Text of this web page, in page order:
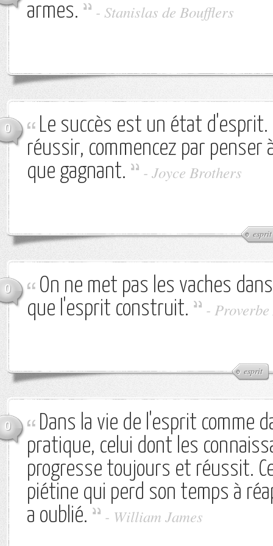
armes.
- Stanislas de Boufflers
0
Le succès est un état d'esprit.
réussir, commencez par penser
que gagnant.
- Joyce Brothers
esprit
0
On ne met pas les vaches
que l'esprit construit.
-
esprit
0
Dans la vie de l'esprit comme
pratique, celui dont les
progresse toujours et réussit.
piétine qui perd son temps à
a oublié.
- William James